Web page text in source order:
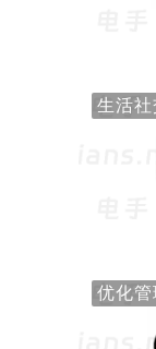
生活社
优化管